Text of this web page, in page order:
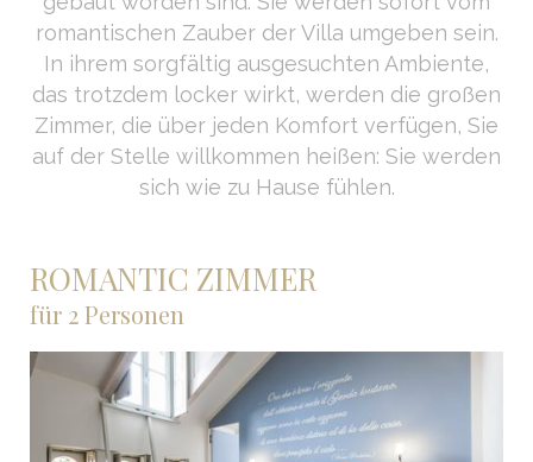
romantischen Zauber der Villa umgeben sein.
In ihrem sorgfältig ausgesuchten Ambiente,
das trotzdem locker wirkt, werden die großen
Zimmer, die über jeden Komfort verfügen, Sie
auf der Stelle willkommen heißen: Sie werden
sich wie zu Hause fühlen.
ROMANTIC ZIMMER
für 2 Personen